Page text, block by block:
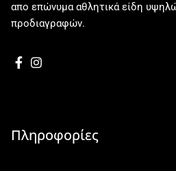
απο επώνυμα αθλητικά είδη
προδιαγραφών.
Πληροφορίες